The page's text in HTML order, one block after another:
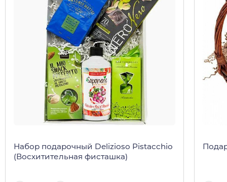
Набор подарочный Delizioso Pistacchio
(Восхитительная фисташка)